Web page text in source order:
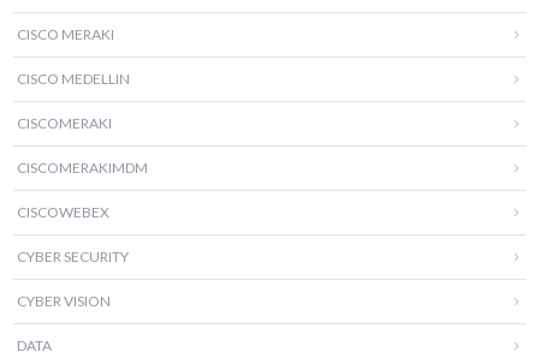
CISCO MERAKI
CISCO MEDELLIN
CISCOMERAKI
CISCOMERAKIMDM
CISCOWEBEX
CYBER SECURITY
CYBER VISION
DATA